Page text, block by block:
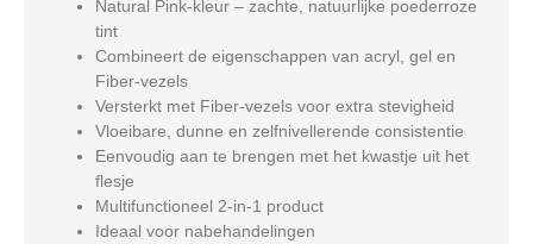
Natural Pink-kleur – zachte, natuurlijke poederroze
tint
Combineert de eigenschappen van acryl, gel en
Fiber-vezels
Versterkt met Fiber-vezels voor extra stevigheid
Vloeibare, dunne en zelfnivellerende consistentie
Eenvoudig aan te brengen met het kwastje uit het
flesje
Multifunctioneel 2-in-1 product
Ideaal voor nabehandelingen